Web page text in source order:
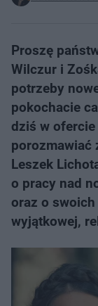
Proszę
Wilczur i
potrzeby
pokochacie
dziś w ofercie
porozmawiać
Leszek
o pracy nad
oraz o swoich
wyjątkowej,